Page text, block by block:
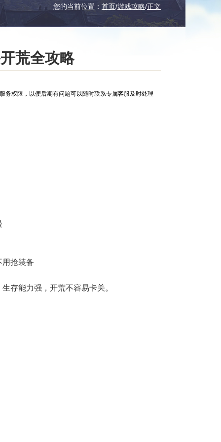
您的当前位置： 首页/游戏攻略/正文
荒全攻略
务权限，以便后期有问题可以随时联系专属客服及时处理
用抢装备
存能力强，开荒不容易卡关。